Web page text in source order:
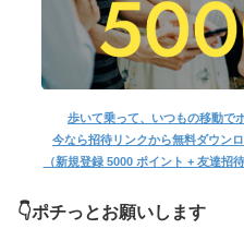
歩いて乗って、いつもの移動で
今なら招待リンクから無料ダウン
（新規登録 5000 ポイント + 友達招
👇ポチっとお願いします